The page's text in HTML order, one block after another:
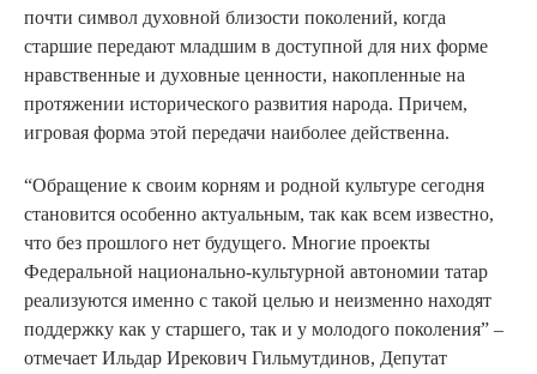
почти символ духовной близости поколений, когда
старшие передают младшим в доступной для них форме
нравственные и духовные ценности, накопленные на
протяжении исторического развития народа. Причем,
игровая форма этой передачи наиболее действенна.
“Обращение к своим корням и родной культуре сегодня
становится особенно актуальным, так как всем известно,
что без прошлого нет будущего. Многие проекты
Федеральной национально-культурной автономии татар
реализуются именно с такой целью и неизменно находят
поддержку как у старшего, так и у молодого поколения” –
отмечает Ильдар Ирекович Гильмутдинов, Депутат